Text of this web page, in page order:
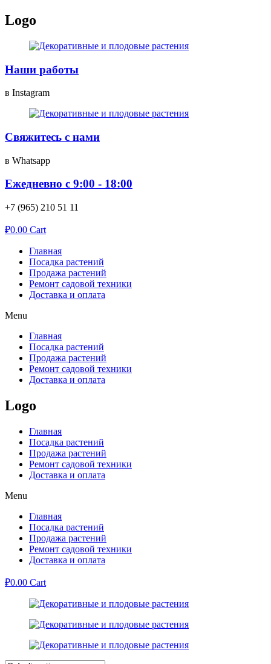
Перейти
к
содержимому
Logo
Наши работы
в Instagram
Свяжитесь с нами
в Whatsapp
Ежедневно с 9:00 - 18:00
+7 (965) 210 51 11
₽0.00 Cart
Главная
Посадка растений
Продажа растений
Ремонт садовой техники
Доставка и оплата
Menu
Главная
Посадка растений
Продажа растений
Ремонт садовой техники
Доставка и оплата
Logo
Главная
Посадка растений
Продажа растений
Ремонт садовой техники
Доставка и оплата
Menu
Главная
Посадка растений
Продажа растений
Ремонт садовой техники
Доставка и оплата
₽0.00 Cart